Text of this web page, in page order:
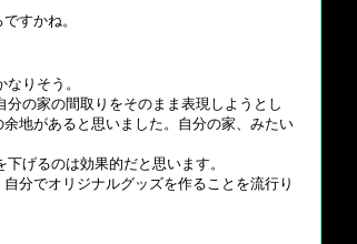
すかね。
りそう。
の家の間取りをそのまま表現しようとし
地があると思いました。自分の家、みたい
げるのは効果的だと思います。
分でオリジナルグッズを作ることを流行り